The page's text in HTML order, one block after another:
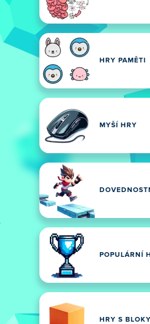
HRY PAMĚTI
MYŠÍ HRY
POPULÁRNÍ
HRY S BLOKY